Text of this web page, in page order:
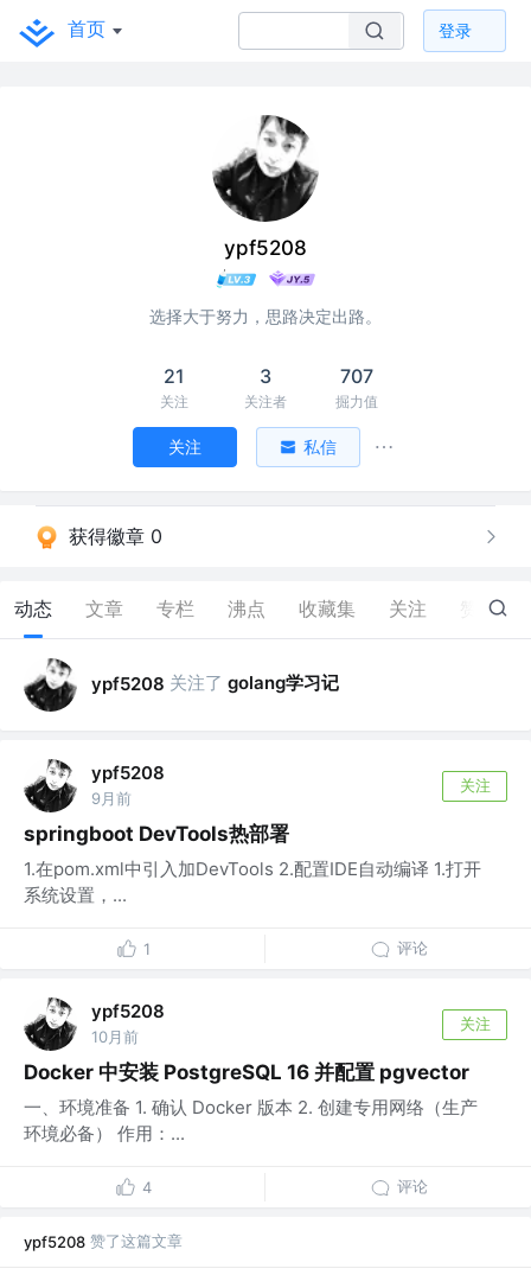
首页 登录
ypf5208
选择大于努力，思路决定出路。
21
关注
3
关注者
707
掘力值
关注 私信
获得徽章 0
动态 文章 专栏 沸点 收藏集 关注 12
ypf5208 关注了 golang学习记
ypf5208
9月前
关注
springboot DevTools热部署
1.在pom.xml中引入加DevTools 2.配置IDE自动编译 1.打开
系统设置，...
1 评论
ypf5208
10月前
关注
Docker 中安装 PostgreSQL 16 并配置 pgvector
一、环境准备 1. 确认 Docker 版本 2. 创建专用网络（生产
环境必备） 作用：...
4 评论
ypf5208 赞了这篇文章